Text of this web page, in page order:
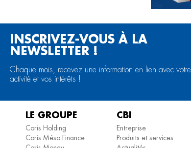
INSCRIVEZ-VOUS À LA
NEWSLETTER !
Chaque mois, recevez une information en lien avec votre
activité et vos intérêts !
LE GROUPE
Coris Holding
Coris Méso Finance
CBI
Entreprise
Produits et services